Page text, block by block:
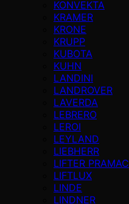
KONVEKTA
KRAMER
KRONE
KRUPP
KUBOTA
KUHN
LANDINI
LANDROVER
LAVERDA
LEBRERO
LEROI
LEYLAND
LIEBHERR
LIFTER PRAMAC
LIFTLUX
LINDE
LINDNER